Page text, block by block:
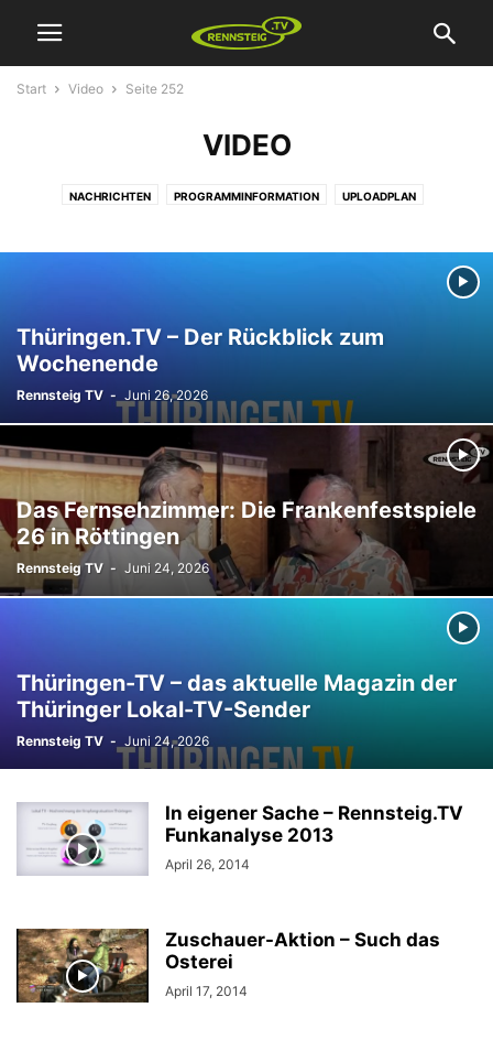
Start Video Seite 252
VIDEO
NACHRICHTEN PROGRAMMINFORMATION UPLOADPLAN
Thüringen.TV – Der Rückblick zum
Wochenende
Rennsteig TV - Juni 26, 2026
Das Fernsehzimmer: Die Frankenfestspiele
26 in Röttingen
Rennsteig TV - Juni 24, 2026
Thüringen-TV – das aktuelle Magazin der
Thüringer Lokal-TV-Sender
Rennsteig TV - Juni 24, 2026
In eigener Sache – Rennsteig.TV
Funkanalyse 2013
April 26, 2014
Zuschauer-Aktion – Such das
Osterei
April 17, 2014